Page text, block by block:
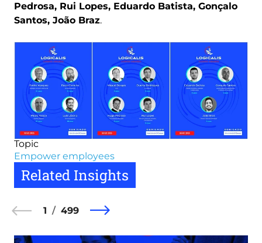
Pedrosa, Rui Lopes, Eduardo Batista, Gonçalo
Santos, João Braz.
Image
Topic
Empower employees
Related Insights
1 499